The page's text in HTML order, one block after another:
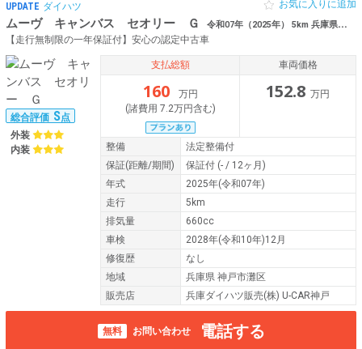
UPDATE ダイハツ
ムーヴ キャンバス セオリー Ｇ 令和07年（2025年） 5km 兵庫県神戸市灘区 ンサー スマートキー
【走行無制限の一年保証付】安心の認定中古車
お気に入りに追加
総合評価 S点
外装
内装
支払総額
160
万円
(諸費用 7.2万円含む)
車両価格
152.8 万円
整備
法定整備付
保証(距離/期間) 保証付 (- / 12ヶ月)
年式
2025年(令和07年)
走行
5km
排気量
660cc
車検
2028年(令和10年)12月
修復歴
なし
地域
兵庫県 神戸市灘区
販売店
兵庫ダイハツ販売(株) U-CAR神戸
無料 お問い合わせ 電話する